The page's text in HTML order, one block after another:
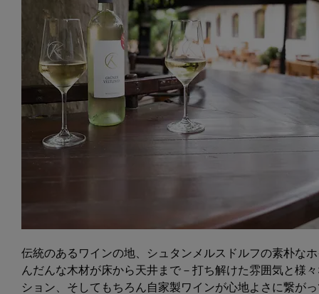
伝統のあるワインの地、シュタンメルスドルフの素朴な
んだんな木材が床から天井まで－打ち解けた雰囲気と様
ション、そしてもちろん自家製ワインが心地よさに繋が